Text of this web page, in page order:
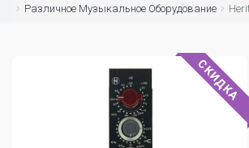
Различное Музыкальное Оборудование
СКИДКА